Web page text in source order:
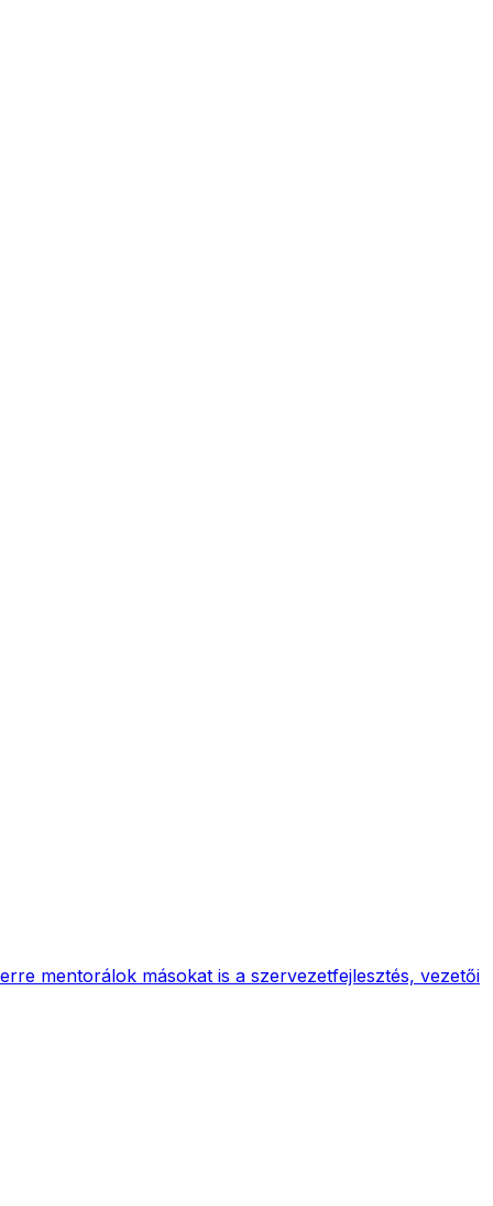
mentorálok másokat is a szervezetfejlesztés, vezetői